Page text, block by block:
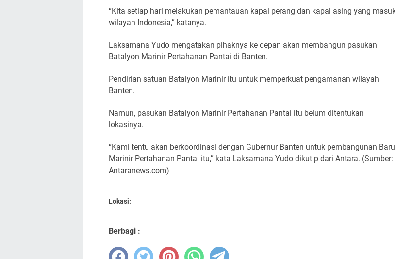
“Kita setiap hari melakukan pemantauan kapal perang dan kapal asing yang
wilayah Indonesia,” katanya.
Laksamana Yudo mengatakan pihaknya ke depan akan membangun pasukan
Batalyon Marinir Pertahanan Pantai di Banten.
Pendirian satuan Batalyon Marinir itu untuk memperkuat pengamanan wilayah
Banten.
Namun, pasukan Batalyon Marinir Pertahanan Pantai itu belum ditentukan
lokasinya.
“Kami tentu akan berkoordinasi dengan Gubernur Banten untuk pembangunan Baru
Marinir Pertahanan Pantai itu,” kata Laksamana Yudo dikutip dari Antara. (Sumber:
Antaranews.com)
Lokasi:
Berbagi :